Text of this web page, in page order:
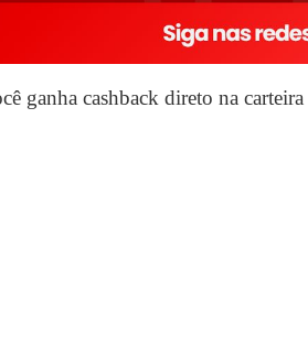
ganha cashback direto na